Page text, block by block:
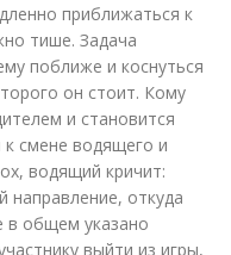
приближаться к
тише. Задача
поближе и коснуться
он стоит. Кому
и становится
смене водящего и
водящий кричит:
направление, откуда
в общем указано
выйти из игры,